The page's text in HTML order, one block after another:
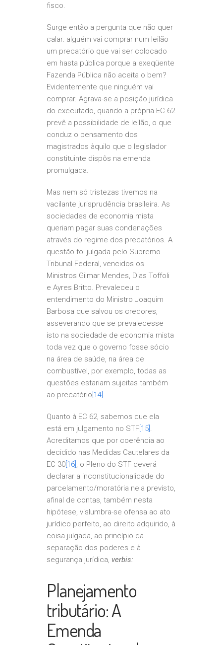
fisco.
Surge então a pergunta que não quer
calar: alguém vai comprar num leilão
um precatório que vai ser colocado
em hasta pública porque a exeqüente
Fazenda Pública não aceita o bem?
Evidentemente que ninguém vai
comprar. Agrava-se a posição jurídica
do executado, quando a própria EC 62
prevê a possibilidade de leilão, o que
conduz o pensamento dos
magistrados àquilo que o legislador
constituinte dispôs na emenda
promulgada.
Mas nem só tristezas tivemos na
vacilante jurisprudência brasileira. As
sociedades de economia mista
queriam pagar suas condenações
através do regime dos precatórios. A
questão foi julgada pelo Supremo
Tribunal Federal, vencidos os
Ministros Gilmar Mendes, Dias Toffoli
e Ayres Britto. Prevaleceu o
entendimento do Ministro Joaquim
Barbosa que salvou os credores,
asseverando que se prevalecesse
isto na sociedade de economia mista
toda vez que o governo fosse sócio
na área de saúde, na área de
combustível, por exemplo, todas as
questões estariam sujeitas também
ao precatório [14] .
Quanto à EC 62, sabemos que ela
está em julgamento no STF [15] .
Acreditamos que por coerência ao
decidido nas Medidas Cautelares da
EC 30 [16] , o Pleno do STF deverá
declarar a inconstitucionalidade do
parcelamento/moratória nela previsto,
afinal de contas, também nesta
hipótese, vislumbra-se ofensa ao ato
jurídico perfeito, ao direito adquirido, à
coisa julgada, ao princípio da
separação dos poderes e à
segurança jurídica, verbis:
Planejamento
tributário: A
Emenda